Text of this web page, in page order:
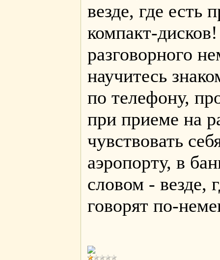
везде, где есть
компакт-
разговорного
научитесь
по телефону,
при приеме на
чувствовать
аэропорту, в
словом - везде,
говорят по-